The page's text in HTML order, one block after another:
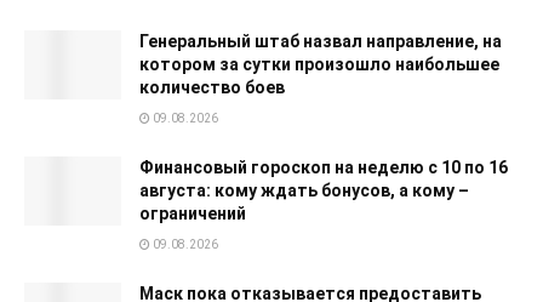
Генеральный штаб назвал направление, на
котором за сутки произошло наибольшее
количество боев
09.08.2026
Финансовый гороскоп на неделю с 10 по 16
августа: кому ждать бонусов, а кому –
ограничений
09.08.2026
Маск пока отказывается предоставить